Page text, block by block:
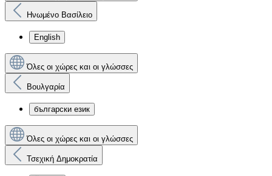
Ηνωμένο Βασίλειο
English
Όλες οι χώρες και οι γλώσσες
Βουλγαρία
български език
Όλες οι χώρες και οι γλώσσες
Τσεχική Δημοκρατία